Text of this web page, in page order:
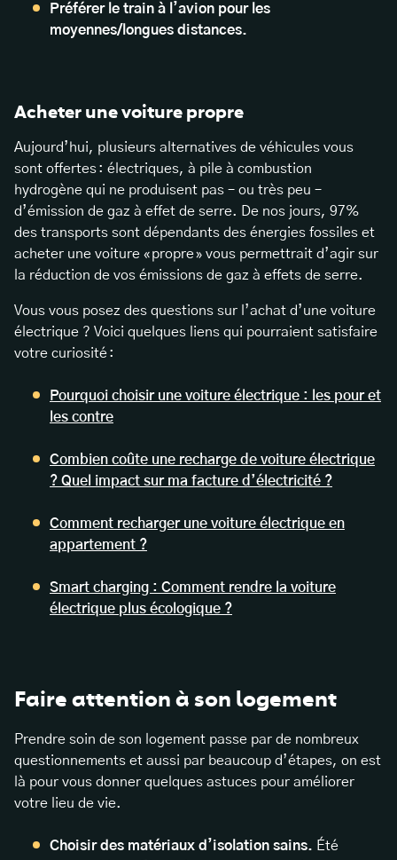
Préférer le train à l’avion pour les
moyennes/longues distances.
Acheter une voiture propre
Aujourd’hui, plusieurs alternatives de véhicules vous
sont offertes : électriques, à pile à combustion
hydrogène qui ne produisent pas – ou très peu –
d’émission de gaz à effet de serre. De nos jours, 97%
des transports sont dépendants des énergies fossiles et
acheter une voiture « propre » vous permettrait d’agir sur
la réduction de vos émissions de gaz à effets de serre.
Vous vous posez des questions sur l’achat d’une voiture
électrique ? Voici quelques liens qui pourraient satisfaire
votre curiosité :
Pourquoi choisir une voiture électrique : les pour et
les contre
Combien coûte une recharge de voiture électrique
? Quel impact sur ma facture d’électricité ?
Comment recharger une voiture électrique en
appartement ?
Smart charging : Comment rendre la voiture
électrique plus écologique ?
Faire attention à son logement
Prendre soin de son logement passe par de nombreux
questionnements et aussi par beaucoup d’étapes, on est
là pour vous donner quelques astuces pour améliorer
votre lieu de vie.
Choisir des matériaux d’isolation sains. Été